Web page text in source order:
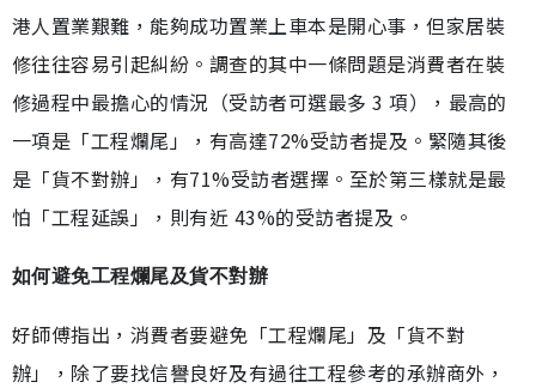
1
.
1
%
間
港人置業艱難，能夠成功置業上車本是開心事，但家居裝
修往往容易引起糾紛。調查的其中一條問題是消費者在裝
修過程中最擔心的情況（受訪者可選最多 3 項），最高的
一項是「工程爛尾」，有高達72%受訪者提及。緊隨其後
是「貨不對辦」，有71%受訪者選擇。至於第三樣就是最
怕「工程延誤」，則有近 43%的受訪者提及。
如何避免工程爛尾及貨不對辦
好師傅指出，消費者要避免「工程爛尾」及「貨不對
辦」，除了要找信譽良好及有過往工程參考的承辦商外，